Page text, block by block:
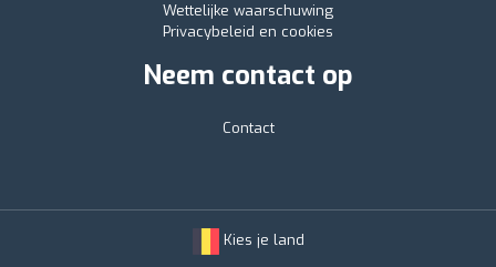
Wettelijke waarschuwing
Privacybeleid en cookies
Neem contact op
Contact
Kies je land